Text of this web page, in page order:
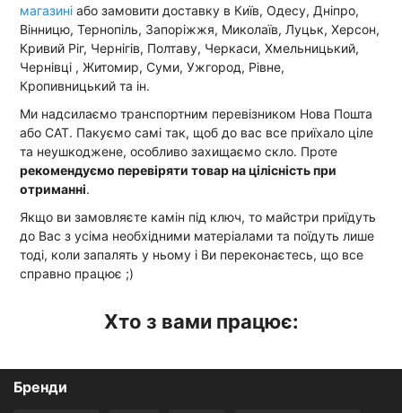
магазині або замовити доставку в Київ, Одесу, Дніпро,
Вінницю, Тернопіль, Запоріжжя, Миколаїв, Луцьк, Херсон,
Кривий Ріг, Чернігів, Полтаву, Черкаси, Хмельницький,
Чернівці , Житомир, Суми, Ужгород, Рівне,
Кропивницький та ін.
Ми надсилаємо транспортним перевізником Нова Пошта
або САТ. Пакуємо самі так, щоб до вас все приїхало ціле
та неушкоджене, особливо захищаємо скло. Проте
рекомендуємо перевіряти товар на цілісність при
отриманні.
Якщо ви замовляєте камін під ключ, то майстри приїдуть
до Вас з усіма необхідними матеріалами та поїдуть лише
тоді, коли запалять у ньому і Ви переконаєтесь, що все
справно працює ;)
Хто з вами працює:
Бренди